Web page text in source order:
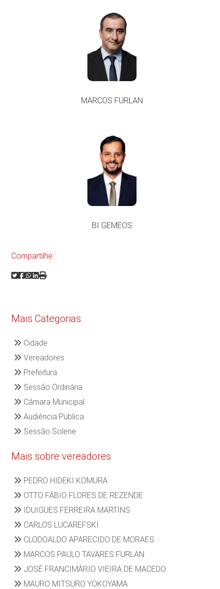
MARCOS FURLAN
BI GEMEOS
Compartilhe:
Mais Categorias
Cidade
Vereadores
Prefeitura
Sessão Ordinária
Câmara Municipal
Audiência Pública
Sessão Solene
Mais sobre vereadores
PEDRO HIDEKI KOMURA
OTTO FÁBIO FLORES DE REZENDE
IDUIGUES FERREIRA MARTINS
CARLOS LUCAREFSKI
CLODOALDO APARECIDO DE MORAES
MARCOS PAULO TAVARES FURLAN
JOSÉ FRANCIMÁRIO VIEIRA DE MACEDO
MAURO MITSURO YOKOYAMA